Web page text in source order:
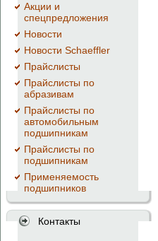
Акции и
спецпредложения
Новости
Новости Schaeffler
Прайслисты
Прайслисты по
абразивам
Прайслисты по
автомобильным
подшипникам
Прайслисты по
подшипникам
Применяемость
подшипников
Контакты